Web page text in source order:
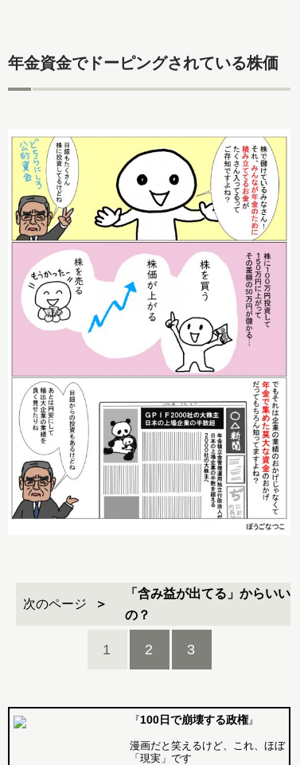
年金資金でドーピングされている株価
次のページ
「含み益が出てる」からいい
の？
1 2 3
『100日で崩壊する政権』
漫画だと笑えるけど、これ、ほぼ
「現実」です